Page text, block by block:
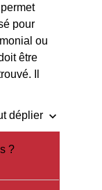
pour
ou
être
Il
déplier keyboard_arrow_down
?